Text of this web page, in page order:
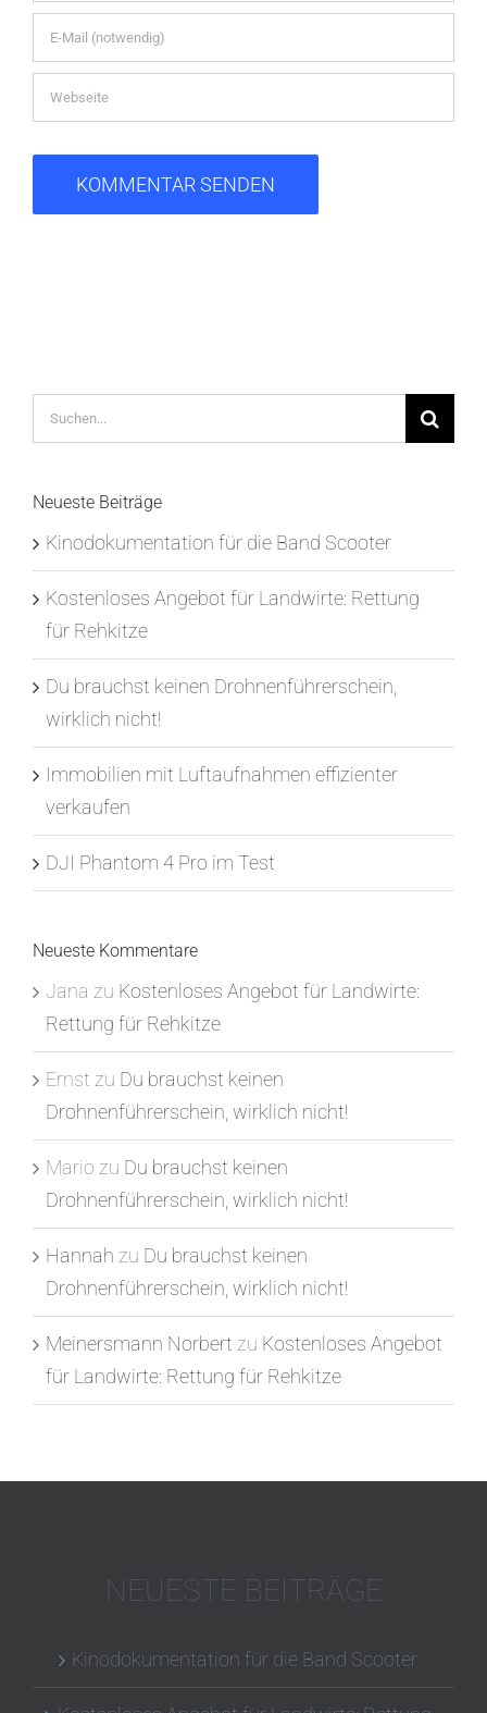
Suche
nach:
Neueste Beiträge
Kinodokumentation für die Band Scooter
Kostenloses Angebot für Landwirte: Rettung
für Rehkitze
Du brauchst keinen Drohnenführerschein,
wirklich nicht!
Immobilien mit Luftaufnahmen effizienter
verkaufen
DJI Phantom 4 Pro im Test
Neueste Kommentare
Jana zu Kostenloses Angebot für Landwirte:
Rettung für Rehkitze
Ernst zu Du brauchst keinen
Drohnenführerschein, wirklich nicht!
Mario zu Du brauchst keinen
Drohnenführerschein, wirklich nicht!
Hannah zu Du brauchst keinen
Drohnenführerschein, wirklich nicht!
Meinersmann Norbert zu Kostenloses Angebot
für Landwirte: Rettung für Rehkitze
NEUESTE BEITRÄGE
Kinodokumentation für die Band Scooter